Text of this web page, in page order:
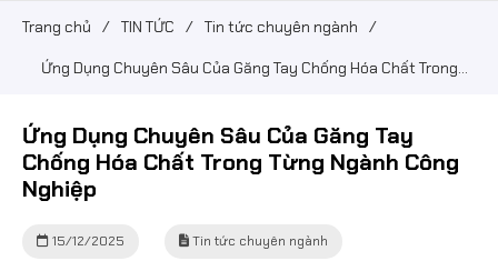
Trang chủ / TIN TỨC / Tin tức chuyên ngành /
Ứng Dụng Chuyên Sâu Của Găng Tay Chống Hóa Chất Trong
Ứng Dụng Chuyên Sâu Của Găng Tay
Chống Hóa Chất Trong Từng Ngành Công
Nghiệp
15/12/2025 Tin tức chuyên ngành